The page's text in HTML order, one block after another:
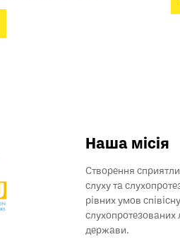
Наша місія
Створення
слуху та
рівних умов
слухопротезованих
держави.